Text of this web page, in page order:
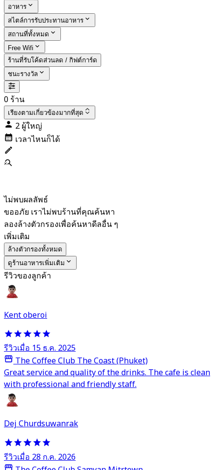
อาหาร
สไตล์การรับประทานอาหาร
สถานที่ทั้งหมด
Free Wifi
ร้านที่รับโค้ดส่วนลด / กิฟต์การ์ด
ชนะรางวัล
0 ร้าน
เรียงตามเกี่ยวข้องมากที่สุด
2 ผู้ใหญ่
เวลาไหนก็ได้
ไม่พบผลลัพธ์
ขออภัย เราไม่พบร้านที่คุณค้นหา
ลองล้างตัวกรองเพื่อค้นหาดีลอื่น ๆ
เพิ่มเติม
ล้างตัวกรองทั้งหมด
ดูร้านอาหารเพิ่มเติม
รีวิวของลูกค้า
Kent oberoi
รีวิวเมื่อ 15 ธ.ค. 2025
The Coffee Club The Coast (Phuket)
Great service and quality of the drinks. The cafe is clean
with professional and friendly staff.
Dej Churdsuwanrak
รีวิวเมื่อ 28 ก.ค. 2026